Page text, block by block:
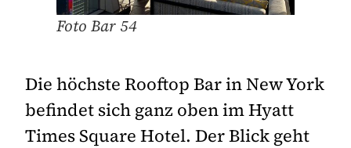
Foto Bar 54
Die höchste Rooftop Bar in New York
befindet sich ganz oben im Hyatt
Times Square Hotel. Der Blick geht